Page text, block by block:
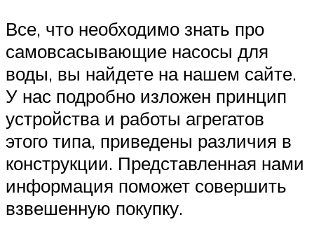
Все, что необходимо знать про
самовсасывающие насосы для
воды, вы найдете на нашем сайте.
У нас подробно изложен принцип
устройства и работы агрегатов
этого типа, приведены различия в
конструкции. Представленная нами
информация поможет совершить
взвешенную покупку.